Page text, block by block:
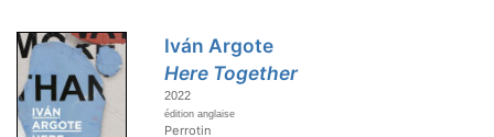
Iván Argote
Here Together
2022
édition anglaise
Perrotin